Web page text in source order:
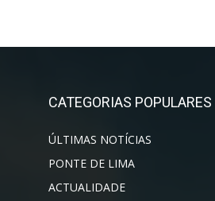
CATEGORIAS POPULARES
ÚLTIMAS NOTÍCIAS
PONTE DE LIMA
ACTUALIDADE